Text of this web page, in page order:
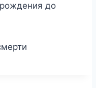
до